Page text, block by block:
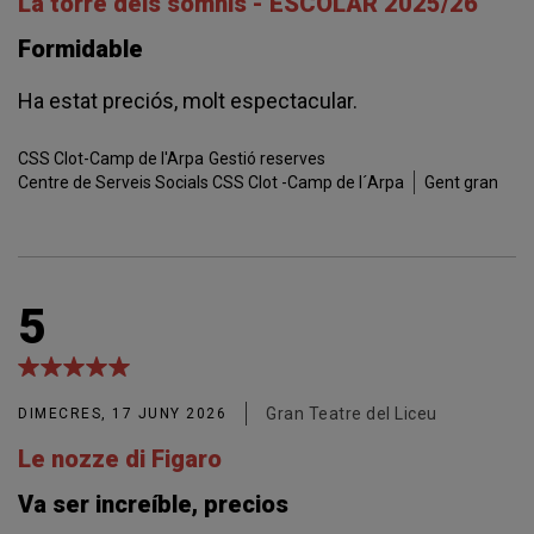
Formidable
Ha estat preciós, molt espectacular.
CSS Clot-Camp de l'Arpa Gestió reserves
Centre de Serveis Socials CSS Clot -Camp de l´Arpa
Gent gran
5
DIMECRES, 17 JUNY 2026 Gran Teatre del Liceu
Le nozze di Figaro
Va ser increíble, precios